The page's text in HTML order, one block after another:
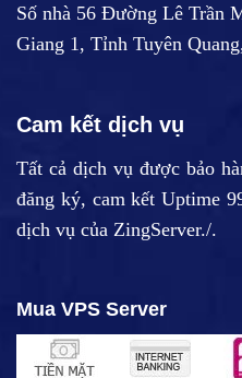
Số nhà 56 Đường Lê Trần
Giang 1, Tỉnh Tuyên
Cam kết dịch vụ
Tất cả dịch vụ được bảo
đăng ký, cam kết Uptime
dịch vụ của ZingServer./.
Mua VPS Server